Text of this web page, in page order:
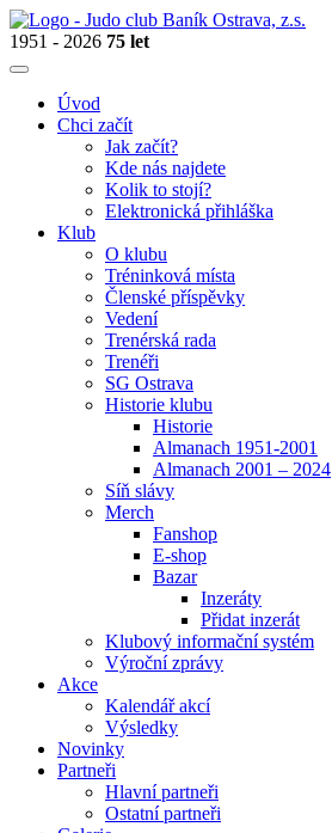
1951 - 2026 75 let
Úvod
Chci začít
Jak začít?
Kde nás najdete
Kolik to stojí?
Elektronická přihláška
Klub
O klubu
Tréninková místa
Členské příspěvky
Vedení
Trenérská rada
Trenéři
SG Ostrava
Historie klubu
Historie
Almanach 1951-2001
Almanach 2001 – 2024
Síň slávy
Merch
Fanshop
E-shop
Bazar
Inzeráty
Přidat inzerát
Klubový informační systém
Výroční zprávy
Akce
Kalendář akcí
Výsledky
Novinky
Partneři
Hlavní partneři
Ostatní partneři